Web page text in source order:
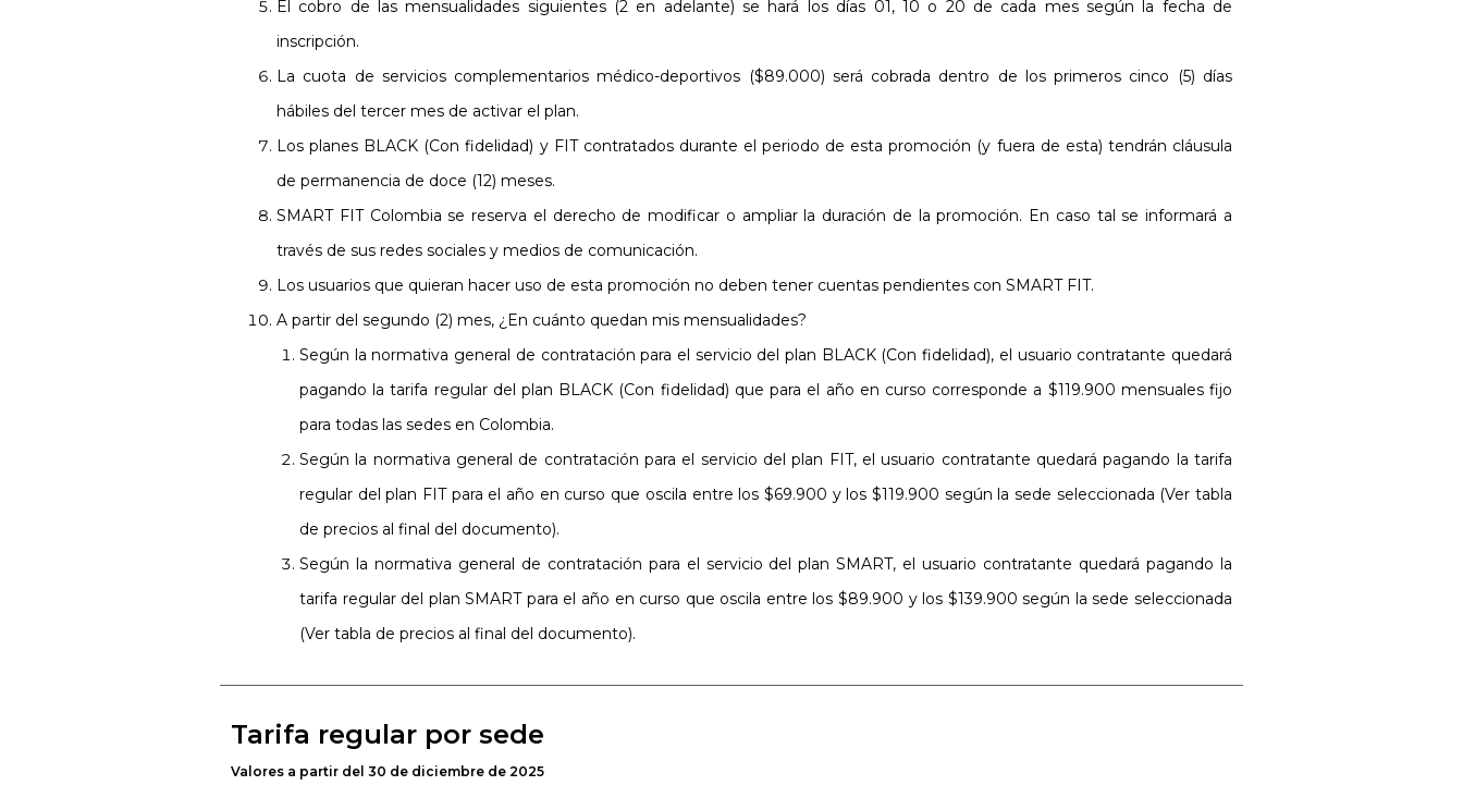
El cobro de las mensualidades siguientes (2 en adelante) se hará los días 01, 10 o 20 de cada mes según la fecha de
inscripción.
La cuota de servicios complementarios médico-deportivos ($89.000) será cobrada dentro de los primeros cinco (5) días
hábiles del tercer mes de activar el plan.
Los planes BLACK (Con fidelidad) y FIT contratados durante el periodo de esta promoción (y fuera de esta) tendrán cláusula
de permanencia de doce (12) meses.
SMART FIT Colombia se reserva el derecho de modificar o ampliar la duración de la promoción. En caso tal se informará a
través de sus redes sociales y medios de comunicación.
Los usuarios que quieran hacer uso de esta promoción no deben tener cuentas pendientes con SMART FIT.
A partir del segundo (2) mes, ¿En cuánto quedan mis mensualidades?
Según la normativa general de contratación para el servicio del plan BLACK (Con fidelidad), el usuario contratante quedará
pagando la tarifa regular del plan BLACK (Con fidelidad) que para el año en curso corresponde a $119.900 mensuales fijo
para todas las sedes en Colombia.
Según la normativa general de contratación para el servicio del plan FIT, el usuario contratante quedará pagando la tarifa
regular del plan FIT para el año en curso que oscila entre los $69.900 y los $119.900 según la sede seleccionada (Ver tabla
de precios al final del documento).
Según la normativa general de contratación para el servicio del plan SMART, el usuario contratante quedará pagando la
tarifa regular del plan SMART para el año en curso que oscila entre los $89.900 y los $139.900 según la sede seleccionada
(Ver tabla de precios al final del documento).
Tarifa regular por sede
Valores a partir del 30 de diciembre de 2025